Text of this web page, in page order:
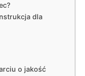
dla
o jakość